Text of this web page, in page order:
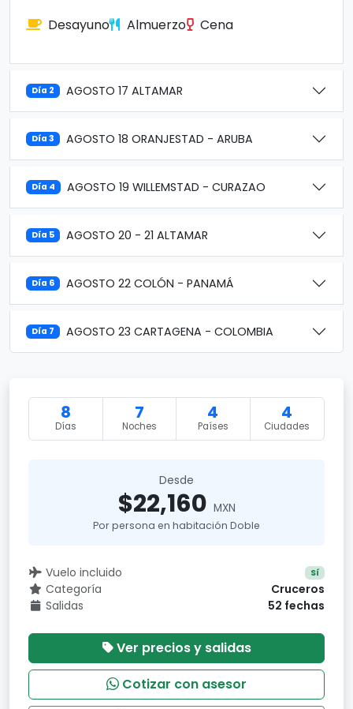
Desayuno
Almuerzo Cena
Día 2 AGOSTO 17 ALTAMAR
Día 3 AGOSTO 18 ORANJESTAD - ARUBA
Día 4 AGOSTO 19 WILLEMSTAD - CURAZAO
Día 5 AGOSTO 20 - 21 ALTAMAR
Día 6 AGOSTO 22 COLÓN - PANAMÁ
Día 7 AGOSTO 23 CARTAGENA - COLOMBIA
8
Días
7
Noches
4
Países
4
Ciudades
Desde
$22,160 MXN
Por persona en habitación Doble
Vuelo incluido Sí
Categoría
Cruceros
Salidas
52 fechas
Ver precios y salidas
Cotizar con asesor